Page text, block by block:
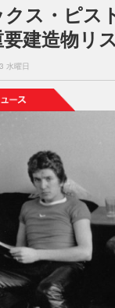
ス・ピス
建造物リ
水曜日